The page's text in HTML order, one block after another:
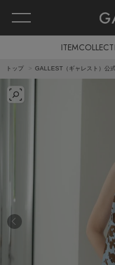
ITEM
トップ GALLEST（ギャレスト）公